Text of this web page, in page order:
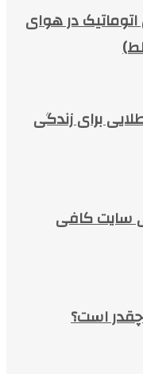
اتوماتیک در هوای
برای زندگی
سایت کافی
است؟